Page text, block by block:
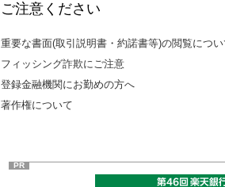
ご注意ください
重要な書面(取引説明書・約諾書等)の閲覧につ
フィッシング詐欺にご注意
登録金融機関にお勤めの方へ
著作権について
PR